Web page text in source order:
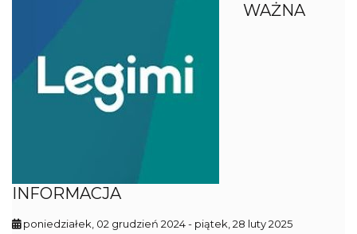
WAŻNA
INFORMACJA
poniedziałek, 02 grudzień 2024- piątek, 28 luty 2025